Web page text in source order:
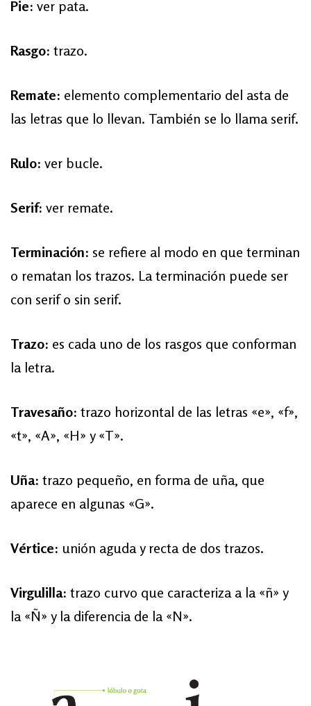
Pie: ver pata.
Rasgo: trazo.
Remate: elemento complementario del asta de
las letras que lo llevan. También se lo llama serif.
Rulo: ver bucle.
Serif: ver remate.
Terminación: se refiere al modo en que terminan
o rematan los trazos. La terminación puede ser
con serif o sin serif.
Trazo: es cada uno de los rasgos que conforman
la letra.
Travesaño: trazo horizontal de las letras «e», «f»,
«t», «A», «H» y «T».
Uña: trazo pequeño, en forma de uña, que
aparece en algunas «G».
Vértice: unión aguda y recta de dos trazos.
Virgulilla: trazo curvo que caracteriza a la «ñ» y
la «Ñ» y la diferencia de la «N».